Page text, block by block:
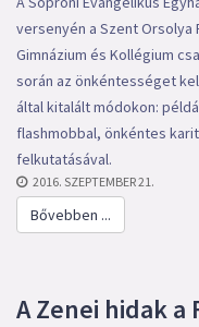
versenyén a Szent Orsolya
Gimnázium és Kollégium
során az önkéntességet
által kitalált módokon:
flashmobbal, önkéntes
felkutatásával.
2016. SZEPTEMBER 21.
Bővebben ...
A Zenei hidak